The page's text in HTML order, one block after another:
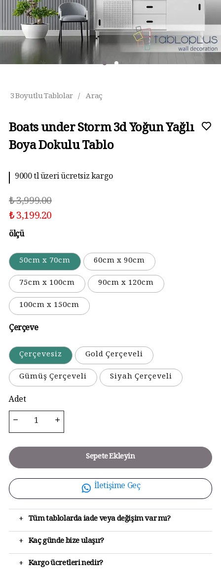
3 Boyutlu Tablolar / Araç
Boats under Storm 3d Yoğun Yağlı
Boya Dokulu Tablo
9000 tl üzeri ücretsiz kargo
₺ 3,999.00
₺ 3,199.20
ölçü
50cm x 70cm
60cm x 90cm
75cm x 100cm
90cm x 120cm
100cm x 150cm
Çerçeve
Çerçevesiz
Gold Çerçeveli
Gümüş Çerçeveli
Siyah Çerçeveli
Adet
Sepete Ekleyin
İletişime Geç
+ Tüm tablolarda iade veya değişim var mı?
+ Kaç günde bize ulaşır?
+ Kargo ücretleri nedir?